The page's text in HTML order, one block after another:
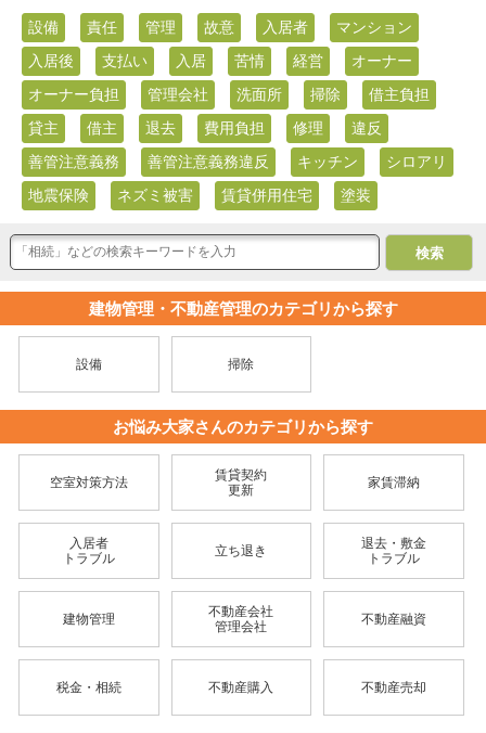
設備 責任 管理 故意 入居者
マンション
入居後
支払い 入居 苦情 経営
オーナー
オーナー負担
管理会社 洗面所 掃除
借主負担
貸主
借主 退去 費用負担 修理
違反
善管注意義務
善管注意義務違反 キッチン
シロアリ
地震保険
ネズミ被害 賃貸併用住宅 塗装
建物管理・不動産管理のカテゴリから探す
設備 掃除
お悩み大家さんのカテゴリから探す
空室対策方法
賃貸契約
更新
家賃滞納
入居者
トラブル
立ち退き
退去・敷金
トラブル
建物管理
不動産会社
管理会社
不動産融資
税金・相続 不動産購入 不動産売却